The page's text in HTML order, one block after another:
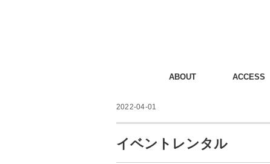
ABOUT ACCESS
2022-04-01
イベントレンタル